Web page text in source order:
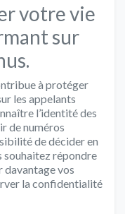
votre vie
sur
à protéger
les appelants
l’identité des
de numéros
de décider en
souhaitez répondre
davantage vos
la confidentialité